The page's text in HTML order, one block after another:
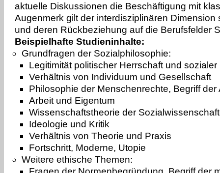
aktuelle Diskussionen die Beschäftigung mit
Augenmerk gilt der interdisziplinären
und deren Rückbeziehung auf die Berufsfelder
Beispielhafte Studieninhalte:
Grundfragen der Sozialphilosophie:
Legitimität politischer Herrschaft und
Verhältnis von Individuum und Gesellschaft
Philosophie der Menschenrechte, Begriff der
Arbeit und Eigentum
Wissenschaftstheorie der
Ideologie und Kritik
Verhältnis von Theorie und Praxis
Fortschritt, Moderne, Utopie
Weitere ethische Themen: